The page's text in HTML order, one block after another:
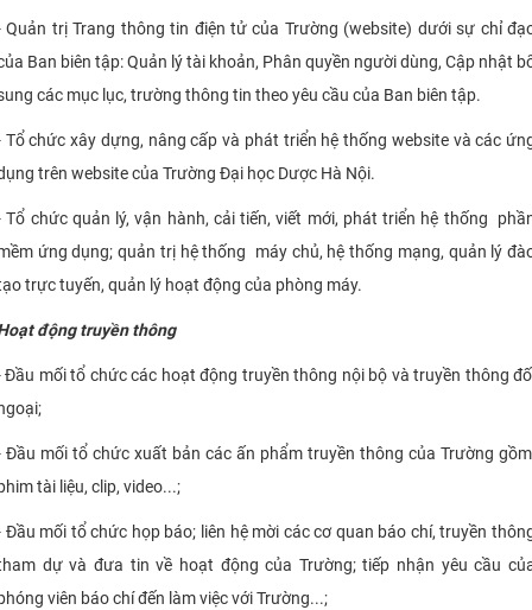
Quản trị Trang thông tin điện tử của Trường (website) dưới sự chỉ
Ban biên tập: Quản lý tài khoản, Phân quyền người dùng, Cập nhật
các mục lục, trường thông tin theo yêu cầu của Ban biên tập.
Tổ chức xây dựng, nâng cấp và phát triển hệ thống website và các
trên website của Trường Đại học Dược Hà Nội.
Tổ chức quản lý, vận hành, cải tiến, viết mới, phát triển hệ thống
ứng dụng; quản trị hệ thống máy chủ, hệ thống mạng, quản lý
trực tuyến, quản lý hoạt động của phòng máy.
động truyền thông
Đầu mối tổ chức các hoạt động truyền thông nội bộ và truyền thông
Đầu mối tổ chức xuất bản các ấn phẩm truyền thông của Trường
tài liệu, clip, video...;
Đầu mối tổ chức họp báo; liên hệ mời các cơ quan báo chí, truyền
dự và đưa tin về hoạt động của Trường; tiếp nhận yêu cầu
viên báo chí đến làm việc với Trường...;